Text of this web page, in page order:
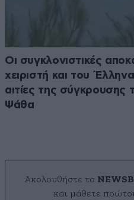
Οι συγκλονιστικές
χειριστή και του
αιτίες της σύγκρουσης
Ψάθα
Ακολουθήστε το
και μάθετε